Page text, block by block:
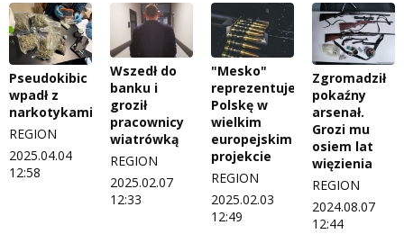
Pseudokibic
wpadł z
narkotykami
REGION
2025.04.04
12:58
Wszedł do
banku i
groził
pracownicy
wiatrówką
REGION
2025.02.07
12:33
"Mesko"
reprezentuje
Polskę w
wielkim
europejskim
projekcie
REGION
2025.02.03
12:49
Zgromadził
pokaźny
arsenał.
Grozi mu
osiem lat
więzienia
REGION
2024.08.07
12:44